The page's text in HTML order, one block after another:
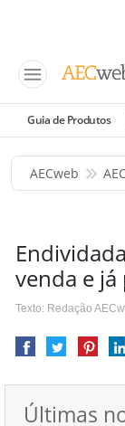
Guia de Produtos
AECweb
venda e
Texto: Redação
Últimas